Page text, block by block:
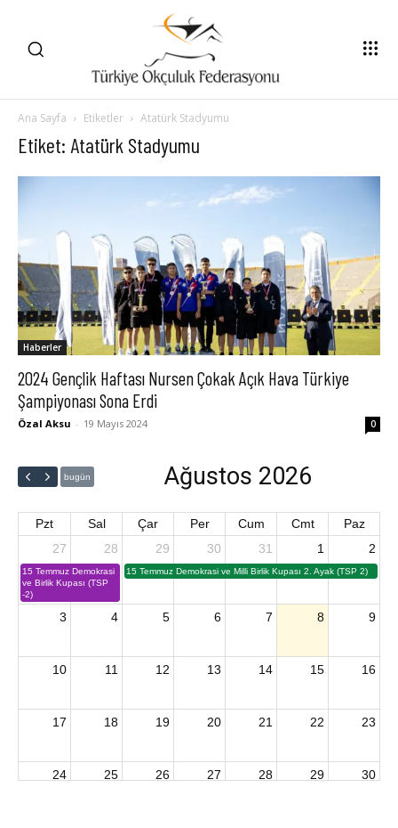
Ana Sayfa Etiketler Atatürk Stadyumu
Etiket: Atatürk Stadyumu
Haberler
2024 Gençlik Haftası Nursen Çokak Açık Hava Türkiye
Şampiyonası Sona Erdi
Özal Aksu - 19 Mayıs 2024 0
bugün Ağustos 2026
Pzt Sal Çar Per Cum Cmt
Paz
27
15 Temmuz Demokrasi
ve Birlik Kupası (TSP
-2)
28 29
15 Temmuz Demokrasi ve Milli Birlik Kupası 2. Ayak (TSP 2)
30 31 1 2
3 4 5 6 7 8 9
10 11 12 13 14 15 16
17 18 19 20 21 22 23
24 25 26 27 28 29 30